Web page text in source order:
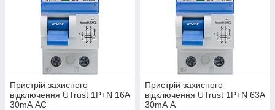
Пристрій захисного
відключення UTrust 1P+N 16А
30mА АС
Пристрій захисного
відключення UTrust 1P+N 63А
30mА А